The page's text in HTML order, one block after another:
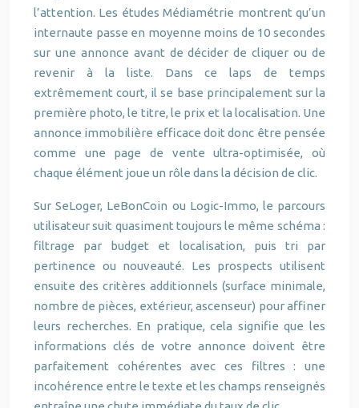
l’attention. Les études Médiamétrie montrent qu’un
internaute passe en moyenne moins de 10 secondes
sur une annonce avant de décider de cliquer ou de
revenir à la liste. Dans ce laps de temps
extrêmement court, il se base principalement sur la
première photo, le titre, le prix et la localisation. Une
annonce immobilière efficace doit donc être pensée
comme une page de vente ultra-optimisée, où
chaque élément joue un rôle dans la décision de clic.
Sur SeLoger, LeBonCoin ou Logic-Immo, le parcours
utilisateur suit quasiment toujours le même schéma :
filtrage par budget et localisation, puis tri par
pertinence ou nouveauté. Les prospects utilisent
ensuite des critères additionnels (surface minimale,
nombre de pièces, extérieur, ascenseur) pour affiner
leurs recherches. En pratique, cela signifie que les
informations clés de votre annonce doivent être
parfaitement cohérentes avec ces filtres : une
incohérence entre le texte et les champs renseignés